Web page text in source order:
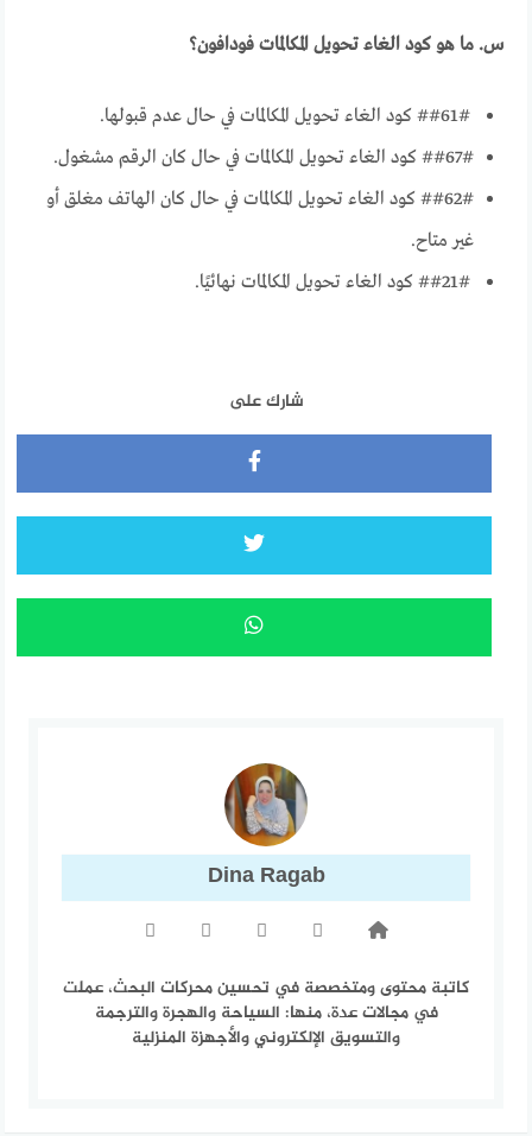
س. ما هو كود الغاء تحويل المكالمات فودافون؟
##61# كود الغاء تحويل المكالمات في حال عدم قبولها.
##67# كود الغاء تحويل المكالمات في حال كان الرقم مشغول.
##62# كود الغاء تحويل المكالمات في حال كان الهاتف مغلق أو
غير متاح.
##21# كود الغاء تحويل المكالمات نهائيًا.
شارك على
Dina Ragab
كاتبة محتوى ومتخصصة في تحسين محركات البحث، عملت
في مجالات عدة، منها: السياحة والهجرة والترجمة
والتسويق الإلكتروني والأجهزة المنزلية